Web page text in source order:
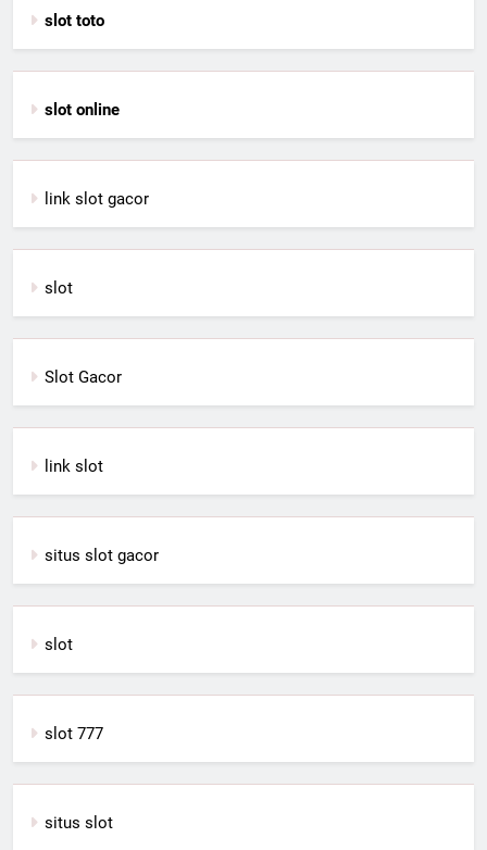
slot toto
slot online
link slot gacor
slot
Slot Gacor
link slot
situs slot gacor
slot
slot 777
situs slot